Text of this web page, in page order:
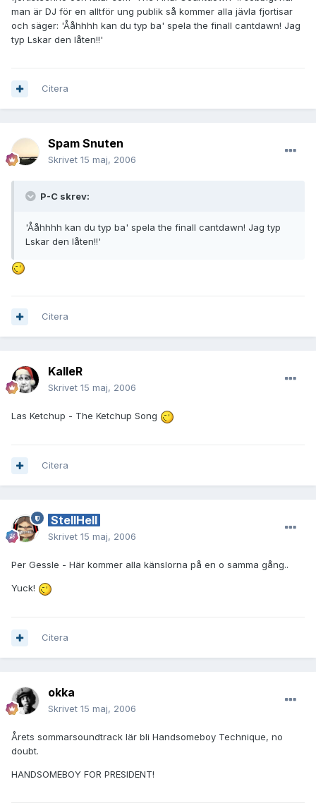
man är DJ för en alltför ung publik så kommer alla jävla fjortisar
och säger: 'Ååhhhh kan du typ ba' spela the finall cantdawn! Jag
typ Lskar den låten!!'
Citera
Spam Snuten
Skrivet 15 maj, 2006
P-C skrev:
'Ååhhhh kan du typ ba' spela the finall cantdawn! Jag typ
Lskar den låten!!'
Citera
KalleR
Skrivet 15 maj, 2006
Las Ketchup - The Ketchup Song
Citera
StellHell
Skrivet 15 maj, 2006
Per Gessle - Här kommer alla känslorna på en o samma gång..
Yuck!
Citera
okka
Skrivet 15 maj, 2006
Årets sommarsoundtrack lär bli Handsomeboy Technique, no
doubt.
HANDSOMEBOY FOR PRESIDENT!